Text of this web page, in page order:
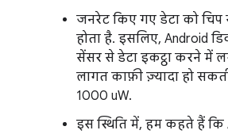
जनरेट किए गए डेटा को
होता है. इसलिए, Android
सेंसर से डेटा इकट्ठा करने में
लागत काफ़ी ज़्यादा हो
1000 uW.
इस स्थिति में, हम कहते हैं कि